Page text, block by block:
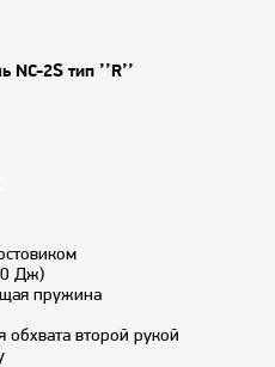
2S тип ’’R’’
Дж)
пружина
второй рукой